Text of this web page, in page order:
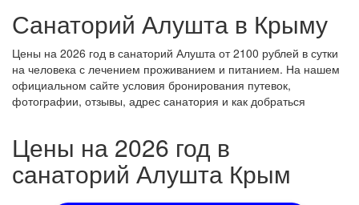
Санаторий Алушта в Крыму
Цены на 2026 год в санаторий Алушта от 2100 рублей в сутки
на человека с лечением проживанием и питанием. На нашем
официальном сайте условия бронирования путевок,
фотографии, отзывы, адрес санатория и как добраться
Цены на 2026 год в
санаторий Алушта Крым